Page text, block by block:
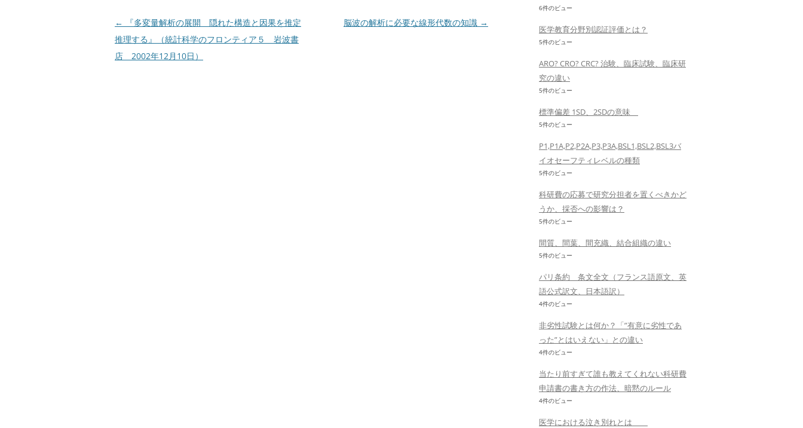
投
稿
ナ
←
『多変量解析の展開 隠れた構造と因果を推定
推理する』（統計科学のフロンティア５ 岩波書
店 2002年12月10日）
脳波の解析に必要な線形代数の知識 →
6件のビュー
医学教育分野別認証評価とは？
5件のビュー
ARO? CRO? CRC? 治験、臨床試験、臨床研
究の違い
5件のビュー
標準偏差 1SD、2SDの意味
5件のビュー
P1,P1A,P2,P2A,P3,P3A,BSL1,BSL2,BSL3バ
イオセーフティレベルの種類
5件のビュー
科研費の応募で研究分担者を置くべきかど
うか、採否への影響は？
5件のビュー
間質、間葉、間充織、結合組織の違い
5件のビュー
パリ条約 条文全文（フランス語原文、英
語公式訳文、日本語訳）
4件のビュー
非劣性試験とは何か？「”有意に劣性であ
った”とはいえない」との違い
4件のビュー
当たり前すぎて誰も教えてくれない科研費
申請書の書き方の作法、暗黙のルール
4件のビュー
医学における泣き別れとは